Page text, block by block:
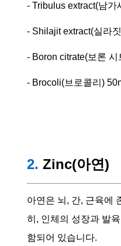
- Tribulus extract(남가
- Shilajit extract(실라
- Boron citrate(보론
- Brocoli(브로콜리)
2. Zinc(아연)
아연은 뇌, 간, 근육에
히, 인체의 성장과 발
함되어 있습니다.